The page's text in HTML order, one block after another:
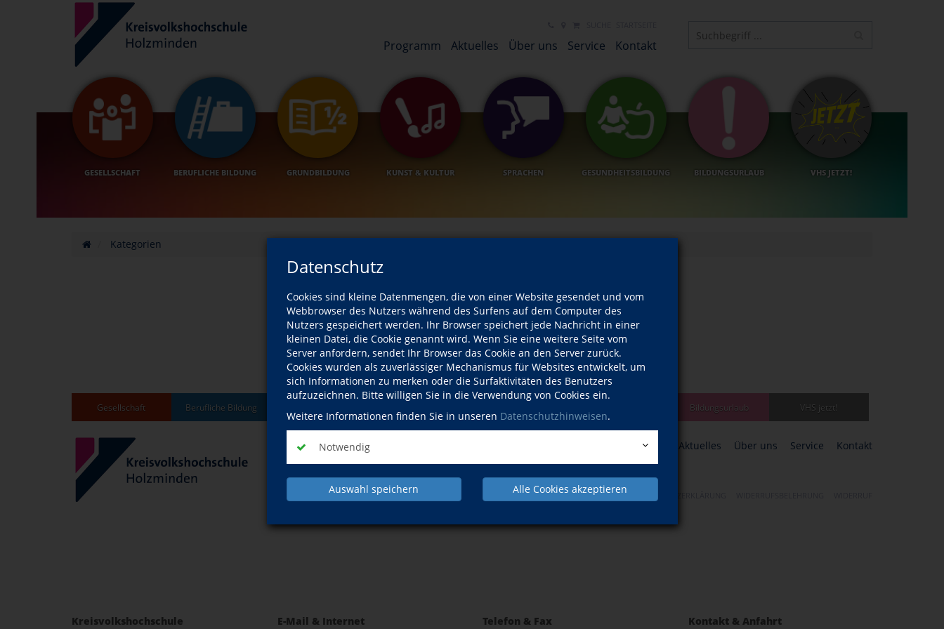
Datenschutz
Cookies sind kleine Datenmengen, die von einer Website gesendet und vom
Webbrowser des Nutzers während des Surfens auf dem Computer des
Nutzers gespeichert werden. Ihr Browser speichert jede Nachricht in einer
kleinen Datei, die Cookie genannt wird. Wenn Sie eine weitere Seite vom
Server anfordern, sendet Ihr Browser das Cookie an den Server zurück.
Cookies wurden als zuverlässiger Mechanismus für Websites entwickelt, um
sich Informationen zu merken oder die Surfaktivitäten des Benutzers
aufzuzeichnen. Bitte willigen Sie in die Verwendung von Cookies ein.
Weitere Informationen finden Sie in unseren Datenschutzhinweisen.
Notwendig
Auswahl speichern Alle Cookies akzeptieren
Programm Aktuelles Über uns Service Kontakt
GESELLSCHAFT BERUFLICHE BILDUNG GRUNDBILDUNG KUNST & KULTUR SPRACHEN GESUNDHEITSBILDUNG BILDUNGSURLAUB VHS JETZT!
Kategorien
NACH OBEN
Gesellschaft Berufliche Bildung Bildungsurlaub VHS jetzt!
Programm Aktuelles Über uns Service Kontakt
TEILNAHMEBEDINGUNGEN
Kreisvolkshochschule
E-Mail & Internet Telefon & Fax Kontakt & Anfahrt